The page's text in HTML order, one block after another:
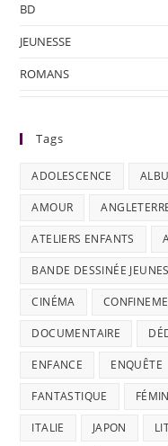
BD
JEUNESSE
ROMANS
Tags
ADOLESCENCE
AMOUR
ATELIERS ENFANTS
BANDE DESSINÉE
CINÉMA
DOCUMENTAIRE
ENFANCE ENQUÊTE
FANTASTIQUE
ITALIE JAPON